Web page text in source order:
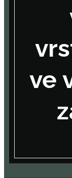
ve